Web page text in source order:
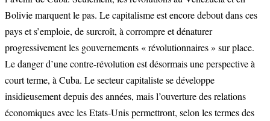
Bolivie marquent le pas. Le capitalisme est encore debout dans ces
pays et s’emploie, de surcroît, à corrompre et dénaturer
progressivement les gouvernements « révolutionnaires » sur place.
Le danger d’une contre-révolution est désormais une perspective à
court terme, à Cuba. Le secteur capitaliste se développe
insidieusement depuis des années, mais l’ouverture des relations
économiques avec les Etats-Unis permettront, selon les termes des